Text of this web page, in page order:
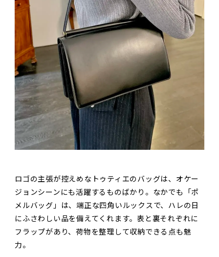
ロゴの主張が控えめなトゥティエのバッグは、オケー
ジョンシーンにも活躍するものばかり。なかでも「ポ
メルバッグ」は、端正な四角いルックスで、ハレの日
にふさわしい品を備えてくれます。表と裏それぞれに
フラップがあり、荷物を整理して収納できる点も魅
力。